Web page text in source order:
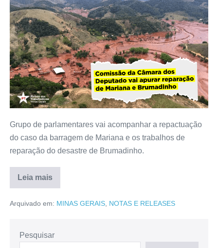
Grupo de parlamentares vai acompanhar a repactuação
do caso da barragem de Mariana e os trabalhos de
reparação do desastre de Brumadinho.
Leia mais
Arquivado em: MINAS GERAIS, NOTAS E RELEASES
Pesquisar